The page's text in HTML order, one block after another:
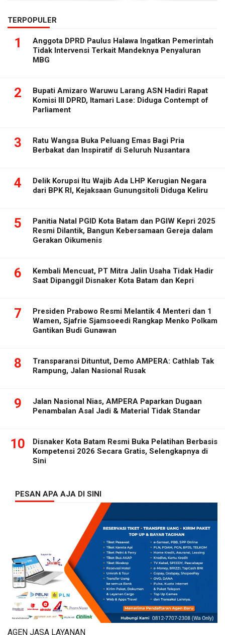
TERPOPULER
1
Anggota DPRD Paulus Halawa Ingatkan Pemerintah
Tidak Intervensi Terkait Mandeknya Penyaluran
MBG
2
Bupati Amizaro Waruwu Larang ASN Hadiri Rapat
Komisi III DPRD, Itamari Lase: Diduga Contempt of
Parliament
3
Ratu Wangsa Buka Peluang Emas Bagi Pria
Berbakat dan Inspiratif di Seluruh Nusantara
4
Delik Korupsi Itu Wajib Ada LHP Kerugian Negara
dari BPK RI, Kejaksaan Gunungsitoli Diduga Keliru
5
Panitia Natal PGID Kota Batam dan PGIW Kepri 2025
Resmi Dilantik, Bangun Kebersamaan Gereja dalam
Gerakan Oikumenis
6
Kembali Mencuat, PT Mitra Jalin Usaha Tidak Hadir
Saat Dipanggil Disnaker Kota Batam dan Kepri
7
Presiden Prabowo Resmi Melantik 4 Menteri dan 1
Wamen, Sjafrie Sjamsoeedi Rangkap Menko Polkam
Gantikan Budi Gunawan
8
Transparansi Dituntut, Demo AMPERA: Cathlab Tak
Rampung, Jalan Nasional Rusak
9
Jalan Nasional Nias, AMPERA Paparkan Dugaan
Penambalan Asal Jadi & Material Tidak Standar
10
Disnaker Kota Batam Resmi Buka Pelatihan Berbasis
Kompetensi 2026 Secara Gratis, Selengkapnya di
Sini
PESAN APA AJA DI SINI
AGEN JASA LAYANAN